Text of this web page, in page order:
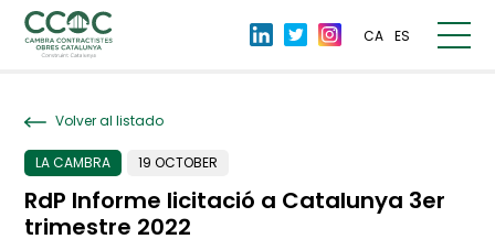
CA ES
Volver al listado
LA CAMBRA 19 OCTOBER
RdP Informe licitació a Catalunya 3er
trimestre 2022